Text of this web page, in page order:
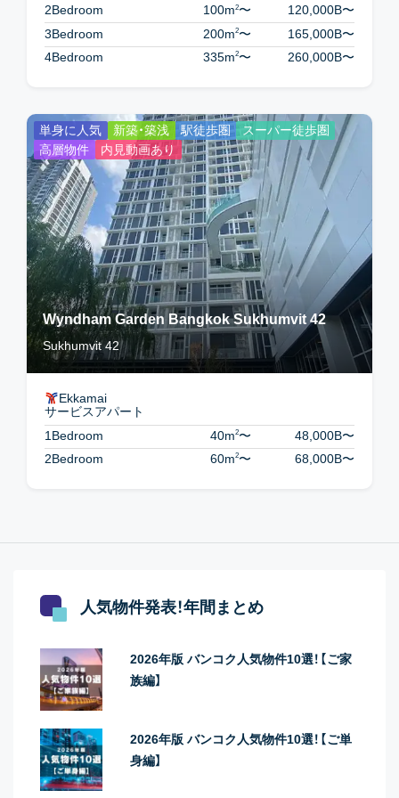
2Bedroom 100m2〜 120,000B〜
3Bedroom
200m2〜 165,000B〜
4Bedroom
335m2〜 260,000B〜
単身に人気 新築・築浅 駅徒歩圏
スーパー徒歩圏
高層物件
内見動画あり
Wyndham Garden Bangkok Sukhumvit 42
Sukhumvit 42
Ekkamai
サービスアパート
1Bedroom
40m2〜 48,000B〜
2Bedroom
60m2〜 68,000B〜
人気物件発表！年間まとめ
2026年版 バンコク人気物件10選！【ご家
族編】
2026年版 バンコク人気物件10選！【ご単
身編】